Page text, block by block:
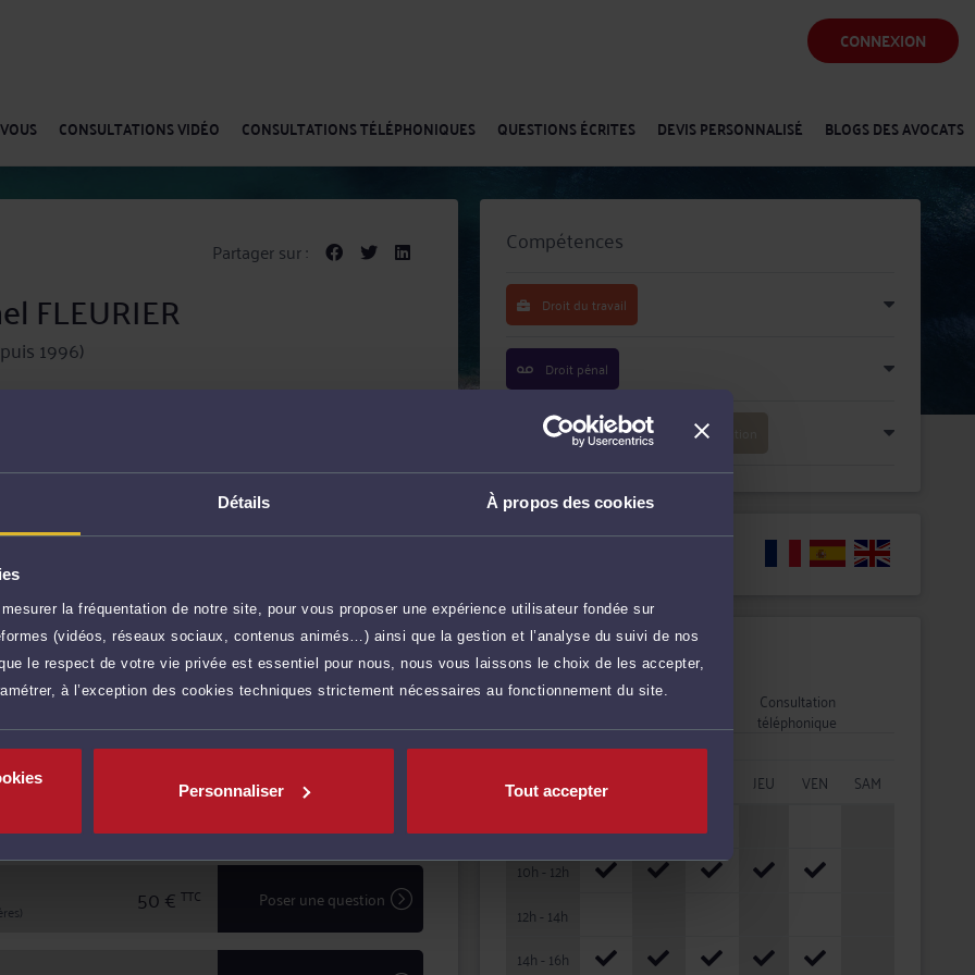
Détails À propos des cookies
la fréquentation de notre site, pour vous proposer une expérience utilisateur fondée sur
(vidéos, réseaux sociaux, contenus animés…) ainsi que la gestion et l’analyse du suivi de nos
le respect de votre vie privée est essentiel pour nous, nous vous laissons le choix de les accepter,
à l’exception des cookies techniques strictement nécessaires au fonctionnement du site.
Personnaliser Tout accepter
CONNEXION
CONSULTATIONS VIDÉO CONSULTATIONS TÉLÉPHONIQUES QUESTIONS ÉCRITES DEVIS PERSONNALISÉ BLOGS DES AVOCATS
Partager sur :
FLEURIER
1996)
(Institut d’Etudes Judiciaires et Centre de
associé, inscrit au Barreau de Bourges depuis
Droit bancaire et boursier, Droit des garanties,
et de la consommation.
de Droit de Bourges ;
de l’artisanat du Cher auprès des créateurs et
amont des conflits, et comme avocat chargé d'assurer
soit en défense, ou pour engager une procédure
d'une confidentialité totale dans le traitement de
en matière d'expertise et de sécurité.
FLEURIER BOUILLAGUET PERRET
plus
90 €TTC Prendre RDV
50 € TTC Poser une question
Compétences
Droit du travail
Droit pénal
Droit du crédit et de la consommation
Disponibilités
Rendez-vous Consultation
téléphonique
HORAIRES LUN JEU VEN
SAM
08h - 10h
10h - 12h
12h - 14h
14h - 16h